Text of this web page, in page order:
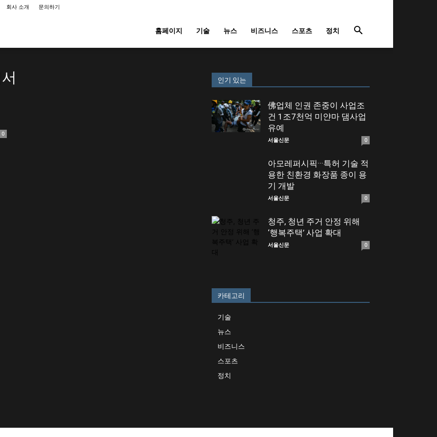
회사 소개 문의하기
홈페이지 기술 뉴스 비즈니스 스포츠 정치
0
인기 있는
佛업체 인권 존중이 사업조
건 1조7천억 미얀마 댐사업
유예
서울신문 0
아모레퍼시픽···특허 기술 적
용한 친환경 화장품 종이 용
기 개발
서울신문 0
청주, 청년 주거 안정 위해
‘행복주택’ 사업 확대
서울신문 0
카테고리
기술
뉴스
비즈니스
스포츠
정치